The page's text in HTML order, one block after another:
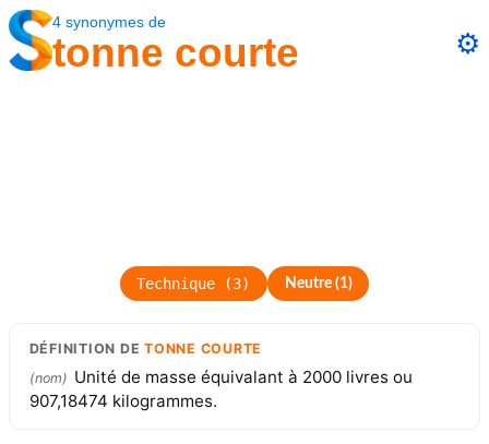
4synonymes de
tonne courte ⚙️
Technique (3) Neutre(1)
DÉFINITION DETONNE COURTE
(nom) Unité de masse équivalant à 2000 livres ou
907,18474 kilogrammes.